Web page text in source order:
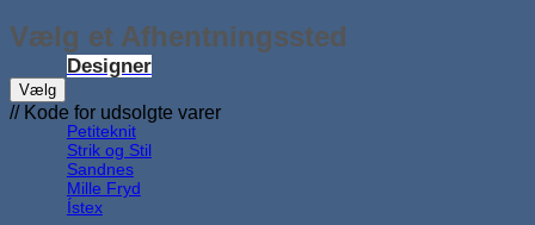
Designer
Petiteknit
Strik og Stil
Sandnes
Mille Fryd
Ístex
Vælg et Afhentningssted
Vælg
// Kode for udsolgte varer